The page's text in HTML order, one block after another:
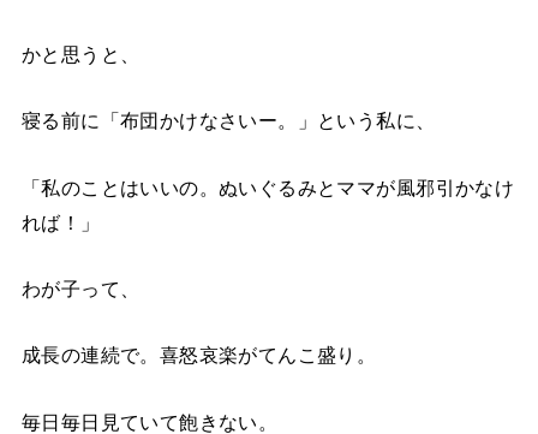
かと思うと、
寝る前に「布団かけなさいー。」という私に、
「私のことはいいの。ぬいぐるみとママが風邪引かなけ
れば！」
わが子って、
成長の連続で。喜怒哀楽がてんこ盛り。
毎日毎日見ていて飽きない。